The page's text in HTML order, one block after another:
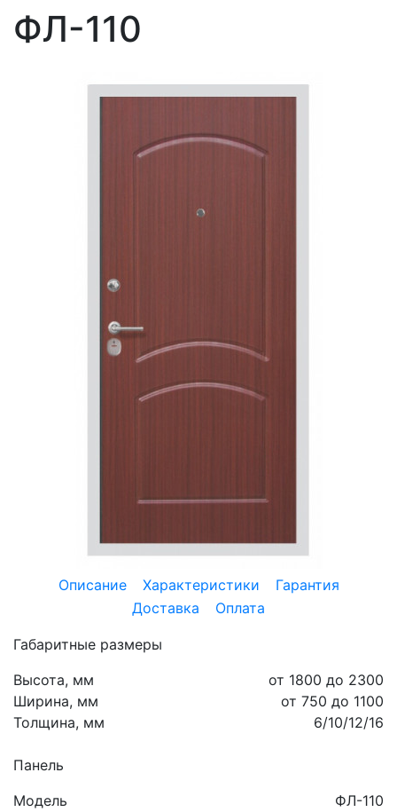
ФЛ-110
Описание Характеристики
Гарантия
Доставка
Оплата
Габаритные размеры
Высота, мм
от 1800 до 2300
Ширина, мм
от 750 до 1100
Толщина, мм
6/10/12/16
Панель
Модель
ФЛ-110